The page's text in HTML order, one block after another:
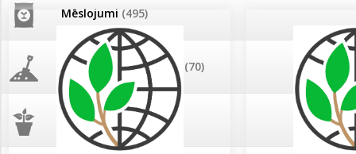
Mēslojumi (495)
Augsne, kūdra, mulča (70)
Podi un kasetes(646)
26.05. Vebinārs - Kā ierobežot
gliemežus piemājas dārzā un
pilsētvidē?
Darba laiks Līgo svētkos
Ūdens piemērotības noteikšana
AKCIJAS komplekts -
frontālais iekrāvējs
mulčieris + piekabe
AKCIJAS komplekts -
frēze + mulčieris